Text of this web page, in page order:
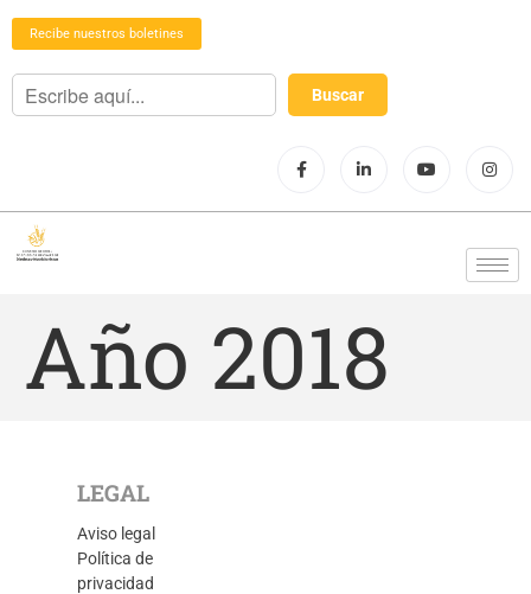
Recibe nuestros boletines
Año 2018
LEGAL
Aviso legal
Política de
privacidad